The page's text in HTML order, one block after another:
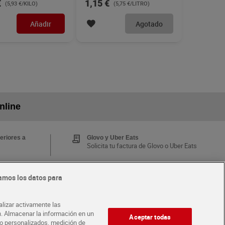
(5,93 €/KILO)
Añadir
1,15 € (5,75 €/LITRO)
Agotado
a
Glovo y Uber Eats
Solicita tu factura de Glovo o Uber Eats
¡Solicita tu tarjeta de crédito aquí!
los datos para
activamente las
la información en un
personalizados, medición de
Aceptar todas